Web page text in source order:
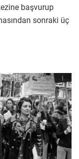
başvurup
sonraki üç